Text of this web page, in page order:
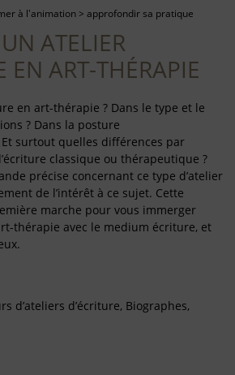
à l'animation> approfondir sa pratique
ATELIER
EN ART-THÉRAPIE
en art-thérapie ? Dans le type et le
? Dans la posture
Et surtout quelles différences par
classique ou thérapeutique ?
précise concernant ce type d’atelier
de l’intérêt à ce sujet. Cette
marche pour vous immerger
thérapie avec le medium écriture, et
d’ateliers d’écriture, Biographes,